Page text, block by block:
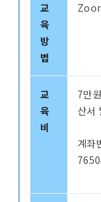
교
육
방
법
교
육
비
7만
산서
계좌